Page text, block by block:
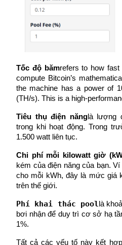
Trở thành Nhà giao dịch Sao
Thông tin
Phân tích dữ liệu lớn bao gồm
Tốc độ bămrefers to how fast
compute Bitcoin’s
the machine has a power of
(TH/s). This is a high-
Tiêu thụ điện nănglà lượng
trong khi hoạt động. Trong
1.500 watt liên tục.
Chi phí mỗi kilowatt giờ
kém của điện năng của bạn.
cho mỗi kWh, đây là mức giá
trên thế giới.
Phí khai thác pool là
bơi nhận để duy trì cơ sở hạ
1%.
Tất cả các yếu tố này kết